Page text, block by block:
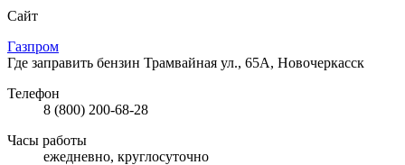
Сайт
Газпром
Где заправить бензин Трамвайная ул., 65А, Новочеркасск
Телефон
8 (800) 200-68-28
Часы работы
ежедневно, круглосуточно